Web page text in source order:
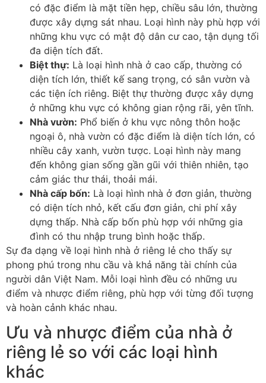
có đặc điểm là mặt tiền hẹp, chiều sâu lớn, thường
được xây dựng sát nhau. Loại hình này phù hợp với
những khu vực có mật độ dân cư cao, tận dụng tối
đa diện tích đất.
Biệt thự: Là loại hình nhà ở cao cấp, thường có
diện tích lớn, thiết kế sang trọng, có sân vườn và
các tiện ích riêng. Biệt thự thường được xây dựng
ở những khu vực có không gian rộng rãi, yên tĩnh.
Nhà vườn: Phổ biến ở khu vực nông thôn hoặc
ngoại ô, nhà vườn có đặc điểm là diện tích lớn, có
nhiều cây xanh, vườn tược. Loại hình này mang
đến không gian sống gần gũi với thiên nhiên, tạo
cảm giác thư thái, thoải mái.
Nhà cấp bốn: Là loại hình nhà ở đơn giản, thường
có diện tích nhỏ, kết cấu đơn giản, chi phí xây
dựng thấp. Nhà cấp bốn phù hợp với những gia
đình có thu nhập trung bình hoặc thấp.
Sự đa dạng về loại hình nhà ở riêng lẻ cho thấy sự
phong phú trong nhu cầu và khả năng tài chính của
người dân Việt Nam. Mỗi loại hình đều có những ưu
điểm và nhược điểm riêng, phù hợp với từng đối tượng
và hoàn cảnh khác nhau.
Ưu và nhược điểm của nhà ở
riêng lẻ so với các loại hình
khác